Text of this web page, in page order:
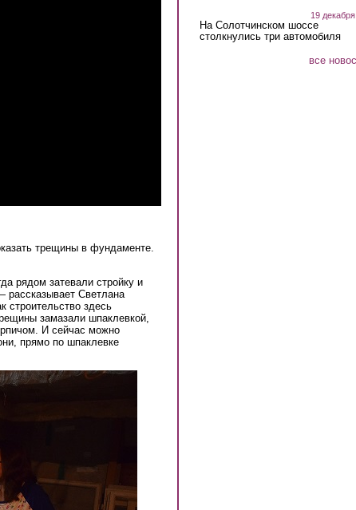
трещины в фундаменте.
рядом затевали стройку и
Светлана
строительство здесь
замазали шпаклевкой,
И сейчас можно
прямо по шпаклевке
19
На Солотчинском шоссе
столкнулись три автомобиля
все